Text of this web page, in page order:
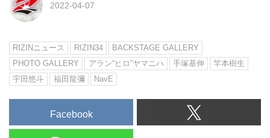
2022-04-07
RIZINニュース RIZIN34
BACKSTAGE GALLERY
PHOTO GALLERY
アラン“ヒロ”ヤマニハ 手塚基伸
竿本樹生
宇田悠斗
福田龍彌 NavE
Facebook